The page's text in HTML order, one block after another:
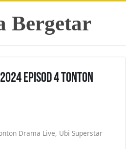
Bergetar
Episod 4 Tonton
Drama Live, Ubi Superstar